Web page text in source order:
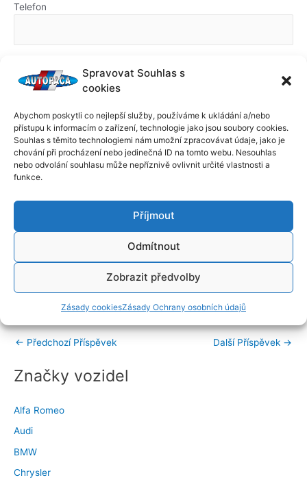
Spravovat Souhlas s
cookies
Abychom poskytli co nejlepší služby, používáme k ukládání a/nebo
přístupu k informacím o zařízení, technologie jako jsou soubory cookies.
Souhlas s těmito technologiemi nám umožní zpracovávat údaje, jako je
chování při procházení nebo jedinečná ID na tomto webu. Nesouhlas
nebo odvolání souhlasu může nepříznivě ovlivnit určité vlastnosti a
funkce.
Příjmout
Odmítnout
Zobrazit předvolby
Zásady cookiesZásady Ochrany osobních údajů
Telefon
← Předchozí Příspěvek Další Příspěvek →
Značky vozidel
Alfa Romeo
Audi
BMW
Chrysler